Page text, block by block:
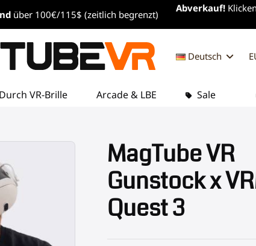
über 100€/115$ (zeitlich begrenzt)
Abverkauf!
Deutsch
Durch VR-Brille Arcade & LBE Sale
MagTube VR
Gunstock x
Quest 3